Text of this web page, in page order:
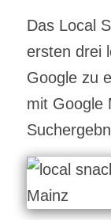
Das Local
ersten drei
Google zu
mit Google